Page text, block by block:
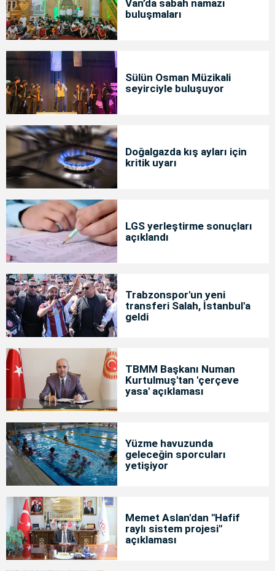
Van’da sabah namazı
buluşmaları
Sülün Osman Müzikali
seyirciyle buluşuyor
Doğalgazda kış ayları için
kritik uyarı
LGS yerleştirme sonuçları
açıklandı
Trabzonspor'un yeni
transferi Salah, İstanbul'a
geldi
TBMM Başkanı Numan
Kurtulmuş'tan 'çerçeve
yasa' açıklaması
Yüzme havuzunda
geleceğin sporcuları
yetişiyor
Memet Aslan'dan "Hafif
raylı sistem projesi"
açıklaması